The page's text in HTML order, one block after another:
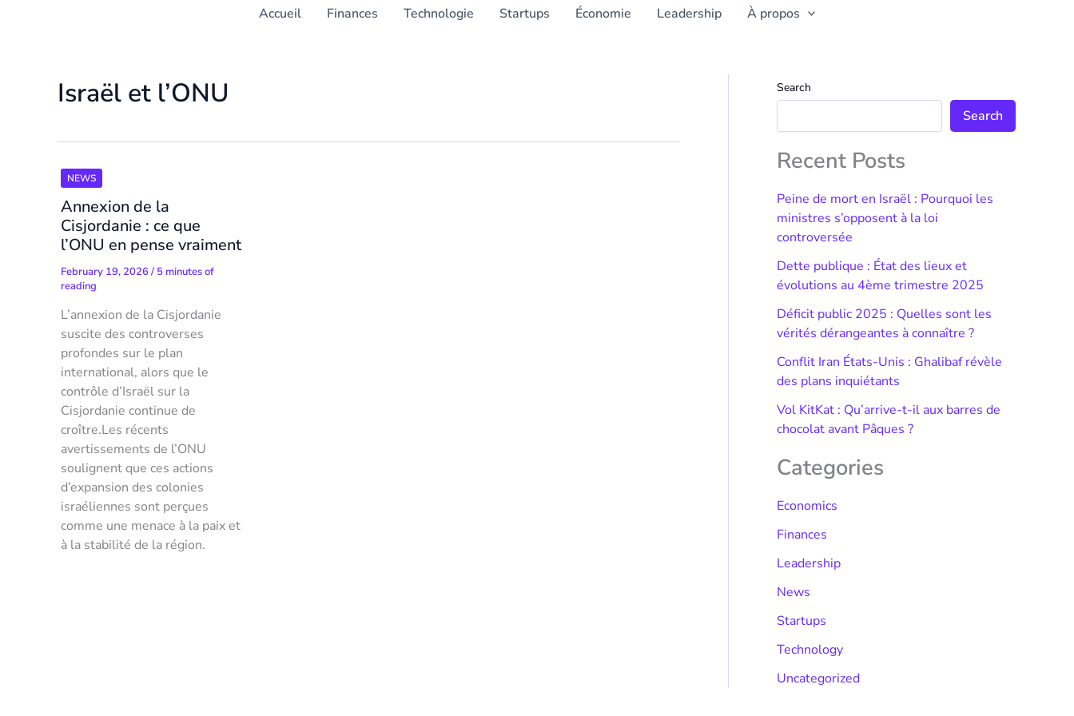
Accueil Finances Technologie Startups Économie Leadership À propos
Israël et l’ONU
NEWS
Annexion de la
Cisjordanie : ce que
l’ONU en pense vraiment
February 19, 2026/ 5 minutes of
reading
L’annexion de la Cisjordanie
suscite des controverses
profondes sur le plan
international, alors que le
contrôle d’Israël sur la
Cisjordanie continue de
croître.Les récents
avertissements de l’ONU
soulignent que ces actions
d’expansion des colonies
israéliennes sont perçues
comme une menace à la paix et
à la stabilité de la région.
Search
Search
Recent Posts
Peine de mort en Israël : Pourquoi les
ministres s’opposent à la loi
controversée
Dette publique : État des lieux et
évolutions au 4ème trimestre 2025
Déficit public 2025 : Quelles sont les
vérités dérangeantes à connaître ?
Conflit Iran États-Unis : Ghalibaf révèle
des plans inquiétants
Vol KitKat : Qu’arrive-t-il aux barres de
chocolat avant Pâques ?
Categories
Economics
Finances
Leadership
News
Startups
Technology
Uncategorized